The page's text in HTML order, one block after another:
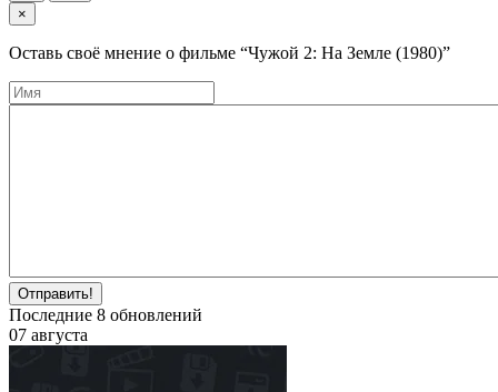
×
Оставь своё мнение о фильме “Чужой 2: На Земле (1980)”
Отправить!
Последние 8 обновлений
07 августа